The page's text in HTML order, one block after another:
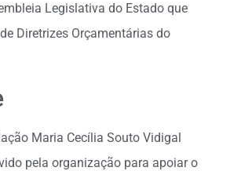
Legislativa do Estado que
Diretrizes Orçamentárias do
Maria Cecília Souto Vidigal
pela organização para apoiar o